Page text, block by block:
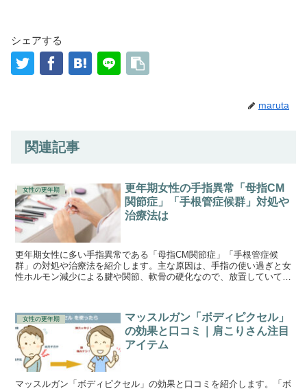
シェアする
maruta
関連記事
女性の更年期
更年期女性の手指異常「母指CM
関節症」「手根管症候群」対処や
治療法は
更年期女性に多い手指異常である「母指CM関節症」「手根管症候
群」の対処や治療法を紹介します。主な原因は、手指の使い過ぎと女
性ホルモン減少による腱や関節、軟骨の硬化なので、放置していても
女性の更年期
マッスルガン「ボディピクセル」
の効果と口コミ｜肩こりさん注目
アイテム
マッスルガン「ボディピクセル」の効果と口コミを紹介します。「ボ